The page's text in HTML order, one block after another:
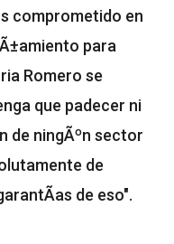
comprometido en
para
Romero se
que padecer ni
de ningÃºn sector
de
de eso".